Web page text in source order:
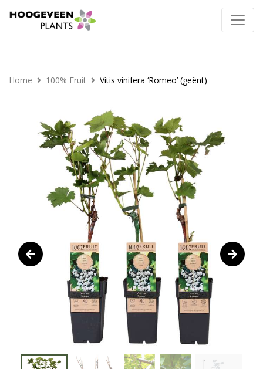
Home 100% Fruit Vitis vinifera ‘Romeo’ (geënt)